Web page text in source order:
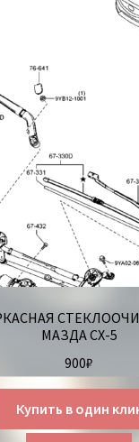
МАЗДА СХ-5
900₽
Купить в один